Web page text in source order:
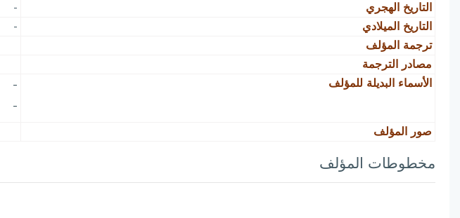
التاريخ الهجري
-
التاريخ الميلادي
-
ترجمة المؤلف
مصادر الترجمة
الأسماء البديلة للمؤلف
-
-
صور المؤلف
مخطوطات المؤلف